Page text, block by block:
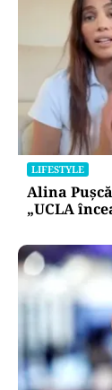
LIFESTYLE
Alina
„UCLA